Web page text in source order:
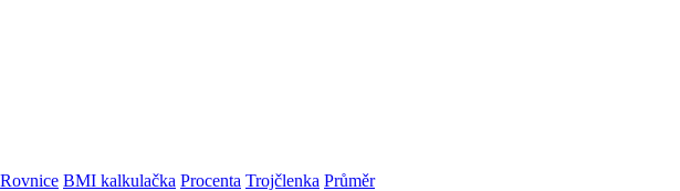
Rovnice BMI kalkulačka Procenta Trojčlenka Průměr